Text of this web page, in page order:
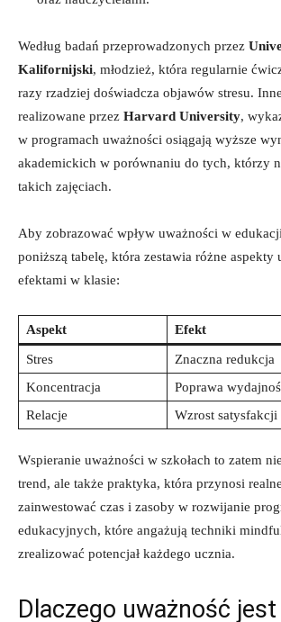
Według badań​ przeprowadzonych przez
Kalifornijski, młodzież, ⁢która regularnie
razy rzadziej doświadcza objawów stresu.
realizowane‍ przez Harvard University,⁢
w programach ​uważności osiągają wyższe
akademickich w porównaniu do tych,‍ którzy
takich zajęciach.
Aby⁢ zobrazować wpływ uważności​ w
poniższą tabelę, która ​zestawia różne aspekty​
efektami w ‌klasie:
Aspekt Efekt
Stres
Znaczna ⁤redukcja
Koncentracja
Poprawa
Relacje
Wzrost satysfakcji
Wspieranie uważności w szkołach to zatem
trend, ale także ⁤praktyka, która przynosi
⁣zainwestować​ czas i zasoby w ​rozwijanie
edukacyjnych,​ które angażują techniki
zrealizować potencjał każdego ucznia.
Dlaczego uważność